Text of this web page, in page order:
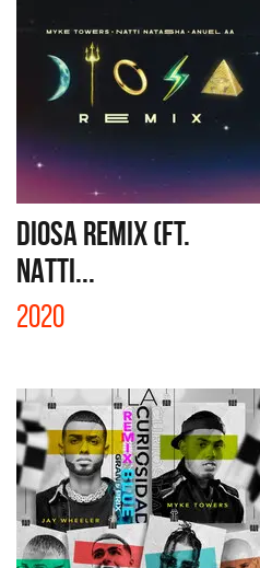
DIOSA REMIX (FT.
NATTI...
2020